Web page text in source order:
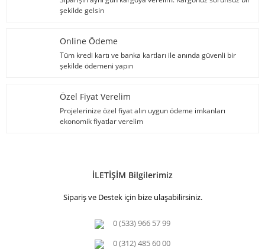
şekilde gelsin
Online Ödeme
Tüm kredi kartı ve banka kartları ile anında güvenli bir
şekilde ödemeni yapın
Özel Fiyat Verelim
Projelerinize özel fiyat alın uygun ödeme imkanları
ekonomik fiyatlar verelim
İLETİŞİM Bilgilerimiz
Sipariş ve Destek için bize ulaşabilirsiniz.
0 (533) 966 57 99
0 (312) 485 60 00